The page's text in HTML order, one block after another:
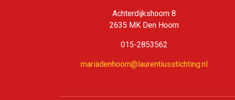
Achterdijkshoorn 8
2635 MK Den Hoorn
015-2853562
mariadenhoorn@laurentiusstichting.nl